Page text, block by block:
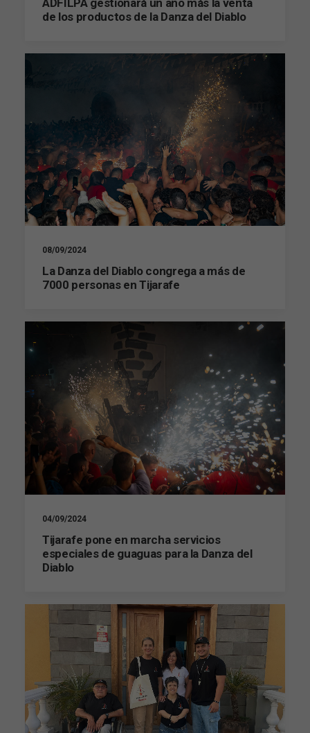
de los productos de la Danza del Diablo
08/09/2024
La Danza del Diablo congrega a más de
7000 personas en Tijarafe
04/09/2024
Tijarafe pone en marcha servicios
especiales de guaguas para la Danza del
Diablo